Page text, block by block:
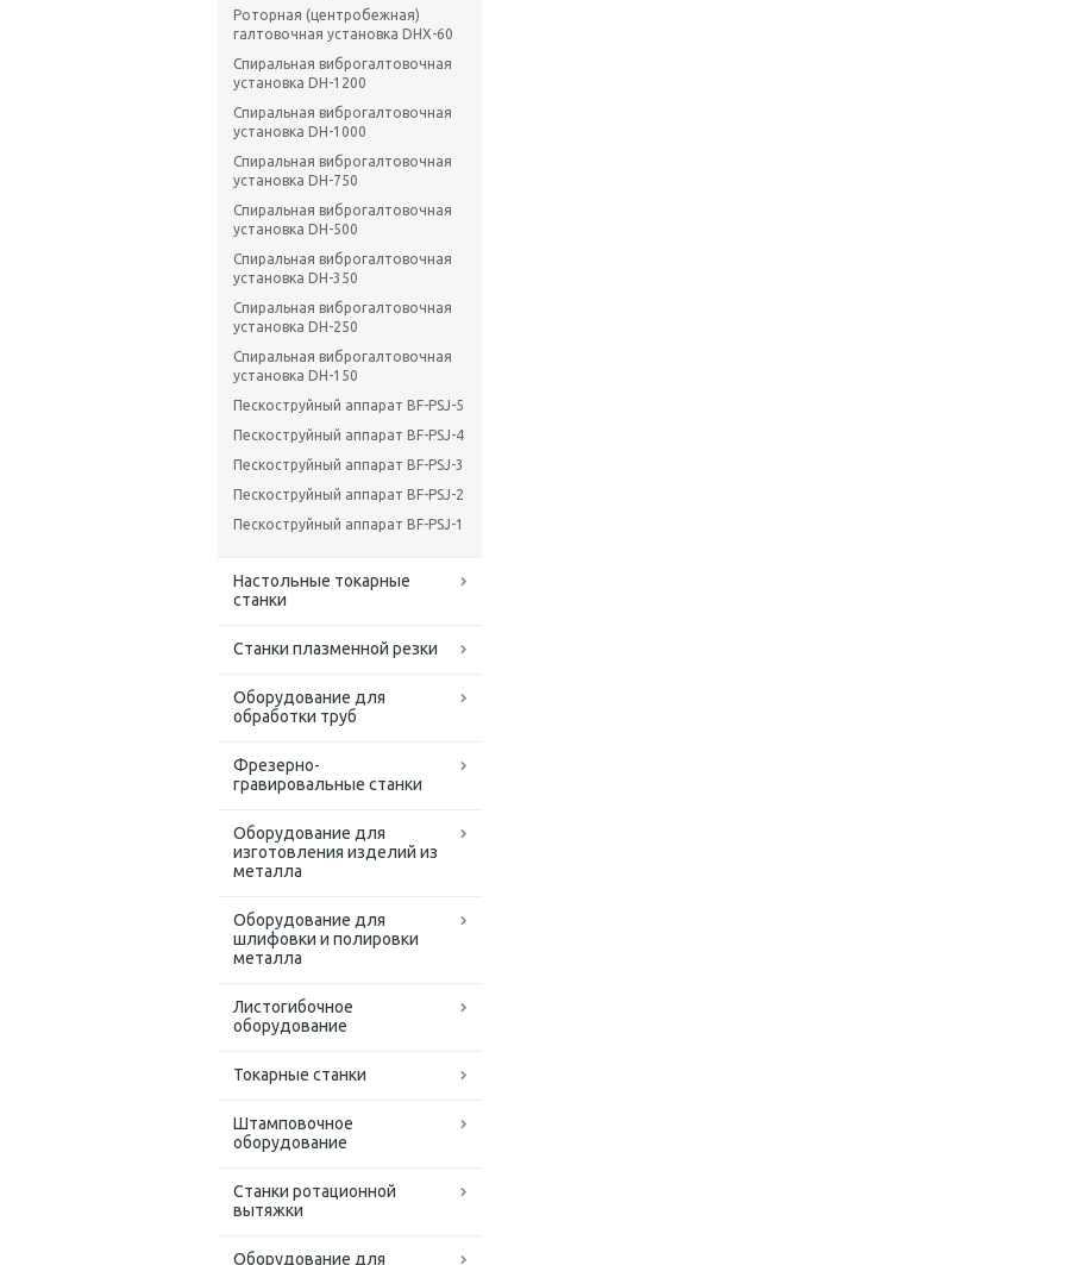
Роторная (центробежная)
галтовочная установка DHX-60
Спиральная виброгалтовочная
установка DH-1200
Спиральная виброгалтовочная
установка DH-1000
Спиральная виброгалтовочная
установка DH-750
Спиральная виброгалтовочная
установка DH-500
Спиральная виброгалтовочная
установка DH-350
Спиральная виброгалтовочная
установка DH-250
Спиральная виброгалтовочная
установка DH-150
Пескоструйный аппарат BF-PSJ-5
Пескоструйный аппарат BF-PSJ-4
Пескоструйный аппарат BF-PSJ-3
Пескоструйный аппарат BF-PSJ-2
Пескоструйный аппарат BF-PSJ-1
Настольные токарные
станки
Станки плазменной резки
Оборудование для
обработки труб
Фрезерно-
гравировальные станки
Оборудование для
изготовления изделий из
металла
Оборудование для
шлифовки и полировки
металла
Листогибочное
оборудование
Токарные станки
Штамповочное
оборудование
Станки ротационной
вытяжки
Оборудование для